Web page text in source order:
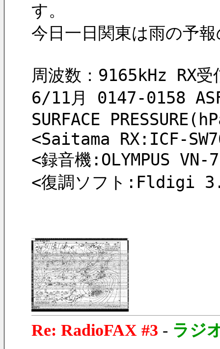
す。
今日一日関東は雨の予
周波数：9165kHz RX
6/11月 0147-0158
SURFACE
<Saitama RX:ICF-
<録音機:OLYMPUS VN-
<復調ソフト:Fldigi
Re: RadioFAX #3 - ラジ